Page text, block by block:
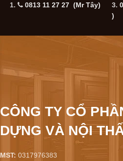
1. 0813 11 27 27 (Mr Tây) 3.
)
CÔNG TY CỔ
DỰNG VÀ NỘI
MST: 0317976383